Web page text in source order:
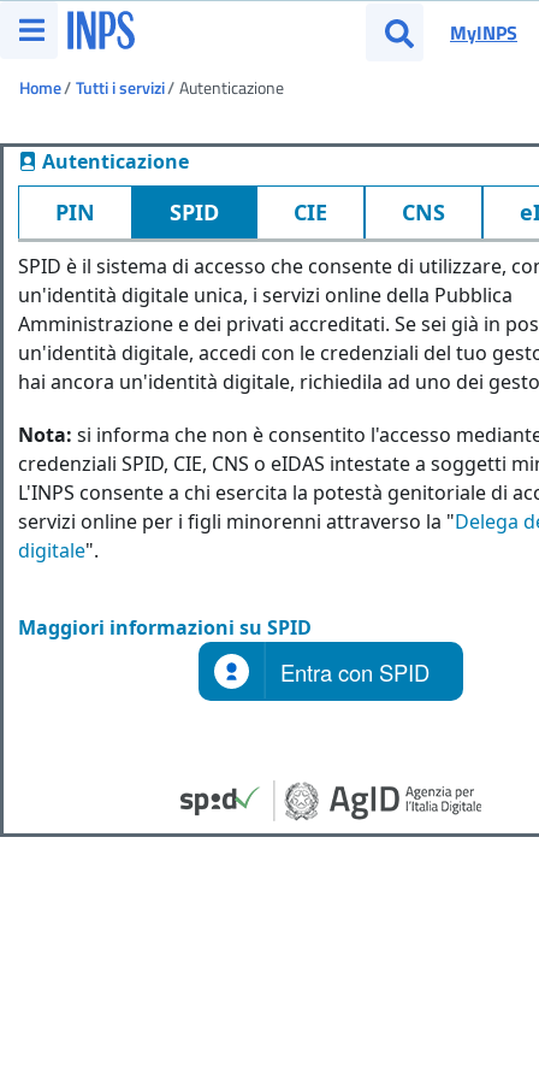
Vai al menu principale
Apri menu
MyINPS
Home Tutti i servizi Autenticazione
Autenticazione
PIN SPID CIE CNS
SPID è il sistema di accesso che consente di utilizzare,
un'identità digitale unica, i servizi online della Pubblica
Amministrazione e dei privati accreditati. Se sei già in
un'identità digitale, accedi con le credenziali del tuo
hai ancora un'identità digitale, richiedila ad uno dei
Nota: si informa che non è consentito l'accesso
credenziali SPID, CIE, CNS o eIDAS intestate a soggetti
L'INPS consente a chi esercita la potestà genitoriale di
servizi online per i figli minorenni attraverso la "Delega
digitale".
Maggiori informazioni su SPID
Entra con SPID